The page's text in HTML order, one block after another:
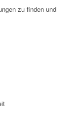
zu finden und